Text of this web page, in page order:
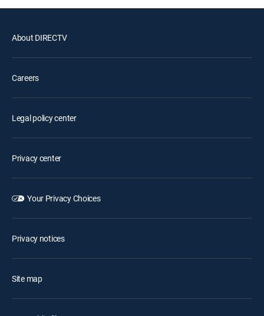
About DIRECTV
Careers
Legal policy center
Privacy center
Your Privacy Choices
Privacy notices
Site map